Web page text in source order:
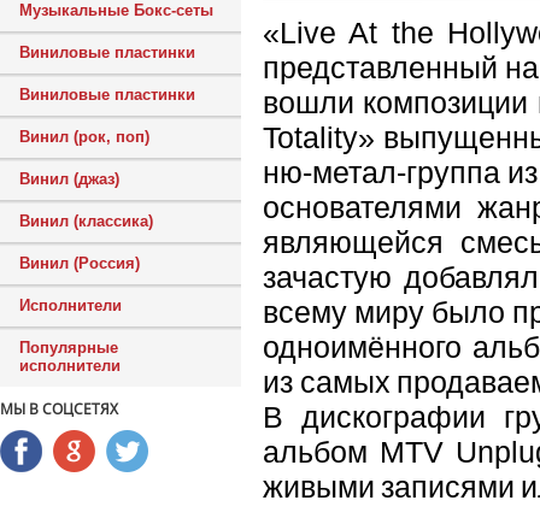
Музыкальные Бокс-сеты
Виниловые пластинки
Виниловые пластинки
Винил (рок, поп)
Винил (джаз)
Винил (классика)
Винил (Россия)
Исполнители
Популярные
исполнители
МЫ В СОЦСЕТЯХ
«Live At the
представленный
вошли композиции
Totality»
ню-метал-группа
основателями
являющейся
зачастую
всему миру было
одноимённого
из самых
В дискографии
альбом MTV
живыми записями